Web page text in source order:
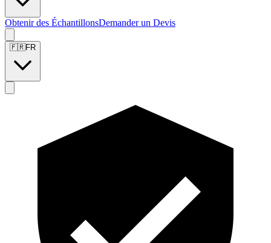
Obtenir des ÉchantillonsDemander un Devis
🇫🇷FR